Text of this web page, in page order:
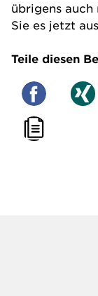
übrigens
Sie es jetzt
Teile diesen